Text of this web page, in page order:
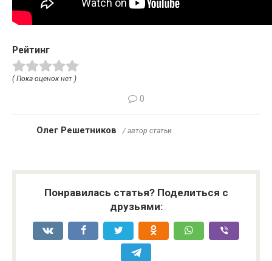
Рейтинг
( Пока оценок нет )
0
Олег Решетников / автор статьи
Понравилась статья? Поделиться с
друзьями: